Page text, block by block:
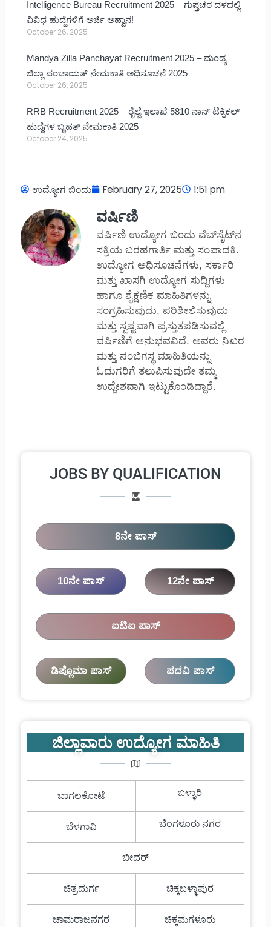
Intelligence Bureau Recruitment 2025 – ಗುಪ್ತಚರ ದಳದಲ್ಲಿ
ವಿವಿಧ ಹುದ್ದೆಗಳಿಗೆ ಅರ್ಜಿ ಅಹ್ವಾನ!
October 26, 2025
Mandya Zilla Panchayat Recruitment 2025 – ಮಂಡ್ಯ
ಜಿಲ್ಲಾ ಪಂಚಾಯತ್ ನೇಮಕಾತಿ ಅಧಿಸೂಚನೆ 2025
October 26, 2025
RRB Recruitment 2025 – ರೈಲ್ವೆ ಇಲಾಖೆ 5810 ನಾನ್ ಟೆಕ್ನಿಕಲ್
ಹುದ್ದೆಗಳ ಬೃಹತ್ ನೇಮಕಾತಿ 2025
October 24, 2025
ಉದ್ಯೋಗ ಬಿಂದು February 27, 2025 1:51 pm
ವರ್ಷಿಣಿ
ವರ್ಷಿಣಿ ಉದ್ಯೋಗ ಬಿಂದು ವೆಬ್‌ಸೈಟ್‌ನ
ಸಕ್ರಿಯ ಬರಹಗಾರ್ತಿ ಮತ್ತು ಸಂಪಾದಕಿ.
ಉದ್ಯೋಗ ಅಧಿಸೂಚನೆಗಳು, ಸರ್ಕಾರಿ
ಮತ್ತು ಖಾಸಗಿ ಉದ್ಯೋಗ ಸುದ್ದಿಗಳು
ಹಾಗೂ ಶೈಕ್ಷಣಿಕ ಮಾಹಿತಿಗಳನ್ನು
ಸಂಗ್ರಹಿಸುವುದು, ಪರಿಶೀಲಿಸುವುದು
ಮತ್ತು ಸ್ಪಷ್ಟವಾಗಿ ಪ್ರಸ್ತುತಪಡಿಸುವಲ್ಲಿ
ವರ್ಷಿಣಿಗೆ ಅನುಭವವಿದೆ. ಅವರು ನಿಖರ
ಮತ್ತು ನಂಬಿಗಸ್ಥ ಮಾಹಿತಿಯನ್ನು
ಓದುಗರಿಗೆ ತಲುಪಿಸುವುದೇ ತಮ್ಮ
ಉದ್ದೇಶವಾಗಿ ಇಟ್ಟುಕೊಂಡಿದ್ದಾರೆ.
JOBS BY QUALIFICATION
8ನೇ ಪಾಸ್
10ನೇ ಪಾಸ್ 12ನೇ ಪಾಸ್
ಐಟಿಐ ಪಾಸ್
ಡಿಪ್ಲೊಮಾ ಪಾಸ್ ಪದವಿ ಪಾಸ್
ಜಿಲ್ಲಾವಾರು ಉದ್ಯೋಗ ಮಾಹಿತಿ
ಬಾಗಲಕೋಟೆ ಬಳ್ಳಾರಿ
ಬೆಳಗಾವಿ ಬೆಂಗಳೂರು ನಗರ
ಬೀದರ್
ಚಿತ್ರದುರ್ಗ ಚಿಕ್ಕಬಳ್ಳಾಪುರ
ಚಾಮರಾಜನಗರ ಚಿಕ್ಕಮಗಳೂರು